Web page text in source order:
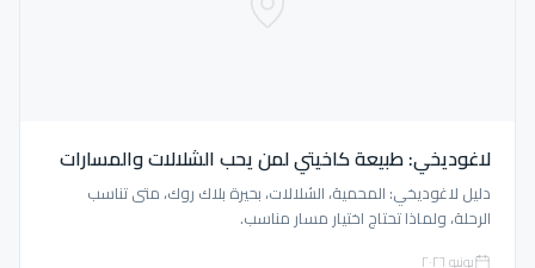
لاغوديخي: طبيعة كاخيتي لمن يحب الشلالات والمسارات
دليل لاغوديخي: المحمية، الشلالات، بحيرة بلاك روك، متى تناسب
الرحلة، ولماذا تحتاج اختيار مسار مناسب.
يونيو ٢٠٢٦